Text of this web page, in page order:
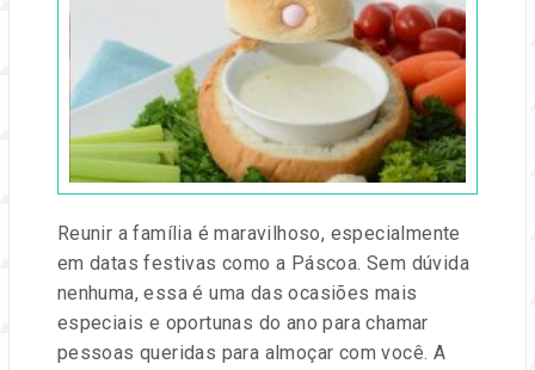
2019
Entre
na
Festa
Reunir a família é maravilhoso, especialmente
em datas festivas como a Páscoa. Sem dúvida
nenhuma, essa é uma das ocasiões mais
especiais e oportunas do ano para chamar
pessoas queridas para almoçar com você. A